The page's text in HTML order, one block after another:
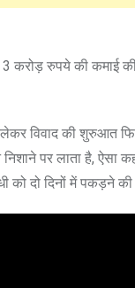
3 करोड़ रुपये की
लेकर विवाद की
पर लाता है, ऐसा
को दो दिनों में पकड़ने